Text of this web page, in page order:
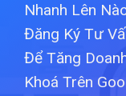
Nhanh Lên
Đăng Ký Tư
Để Tăng
Khoá Trên